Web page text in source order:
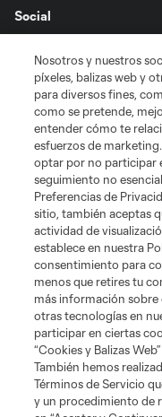
Social
Tienda
Club Sites
Términos de servicio
Cookies Settings
©2026 MLS. El nombre y
marcas registradas de
de los equipos de la MLS
de la MLS o son usadas con
desautorizado está prohibido.
Nosotros y nuestros
píxeles, balizas web y
para diversos fines,
como se pretende,
entender cómo te
esfuerzos de
optar por no participar
seguimiento no
Preferencias de
sitio, también aceptas
actividad de
establece en nuestra
consentimiento para
menos que retires tu
más información sobre
otras tecnologías en
participar en ciertas
“Cookies y Balizas
También hemos
Términos de Servicio
y un procedimiento de